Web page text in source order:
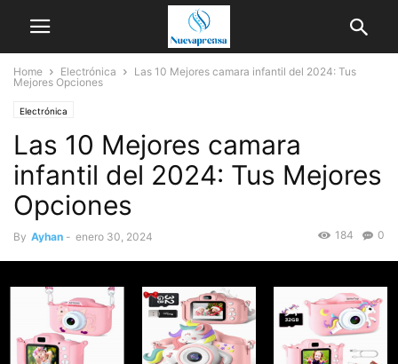
Home Electrónica
Las 10 Mejores camara infantil del 2024: Tus
Mejores Opciones
Electrónica
Las 10 Mejores camara
infantil del 2024: Tus Mejores
Opciones
By Ayhan - enero 30, 2024 0
184